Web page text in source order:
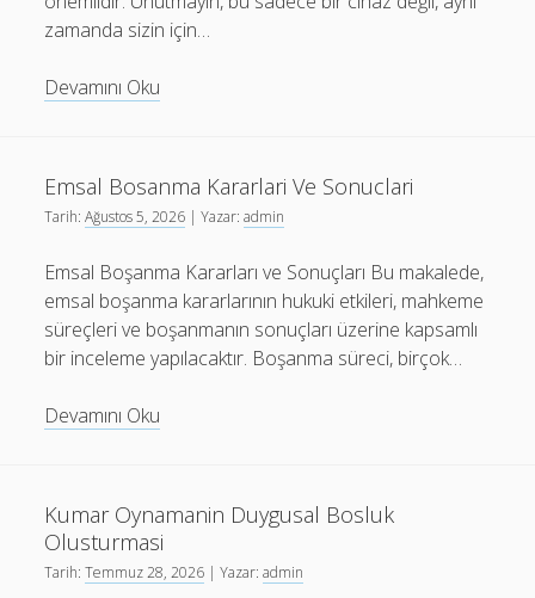
zamanda sizin için…
Devamını Oku
Silinir
Emsal Bosanma Kararlari Ve Sonuclari
Tarih:Ağustos 5, 2026 | Yazar:admin
Emsal Boşanma Kararları ve Sonuçları Bu makalede,
emsal boşanma kararlarının hukuki etkileri, mahkeme
süreçleri ve boşanmanın sonuçları üzerine kapsamlı
bir inceleme yapılacaktır. Boşanma süreci, birçok…
Devamını Oku
Sonuclari
Kumar Oynamanin Duygusal Bosluk
Olusturmasi
Tarih:Temmuz 28, 2026 | Yazar:admin